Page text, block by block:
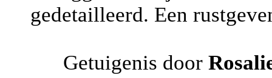
gedetailleerd. Een
Getuigenis door